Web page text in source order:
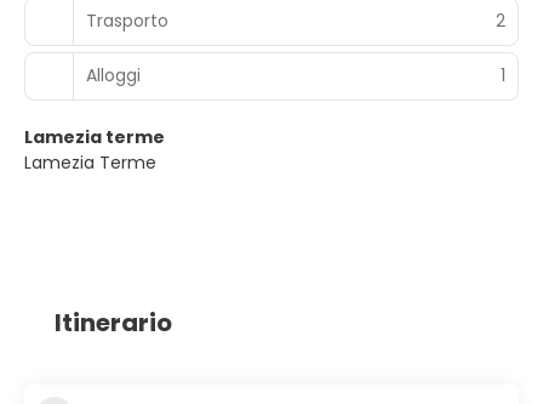
Trasporto 2
Alloggi 1
Lamezia terme
Lamezia Terme
Itinerario